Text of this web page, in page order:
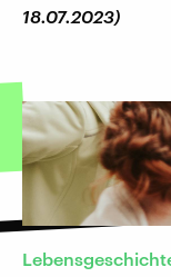
18.07.2023)